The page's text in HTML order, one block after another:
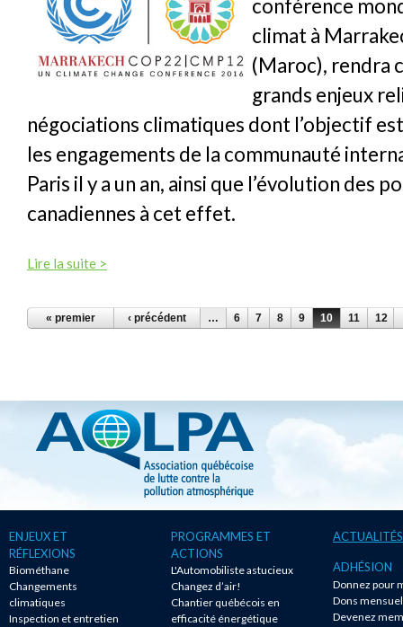
conférence
climat à
(Maroc), rendra
grands enjeux
négociations climatiques dont l’objectif
les engagements de la communauté
Paris il y a un an, ainsi que l’évolution des
canadiennes à cet effet.
Lire la suite >
PAGES
« premier ‹ précédent … 6 7 8 9 10 11 12
ENJEUX ET
RÉFLEXIONS
Biométhane
Changements
climatiques
Inspection et entretien
PROGRAMMES ET
ACTIONS
L'Automobiliste astucieux
Changez d’air!
Chantier québécois en
efficacité énergétique
ACTUALITÉS
ADHÉSION
Donnez pour
Dons
Devenez